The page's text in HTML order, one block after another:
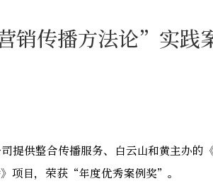
销传播方法论”实践
提供整合传播服务、白云山和黄主办的
项目，荣获“年度优秀案例奖”。